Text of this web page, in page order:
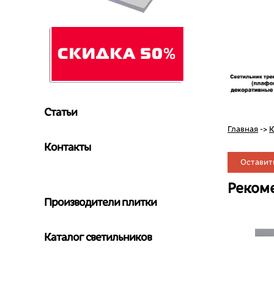
Статьи
Контакты
Производители плитки
Каталог светильников
Главная ->